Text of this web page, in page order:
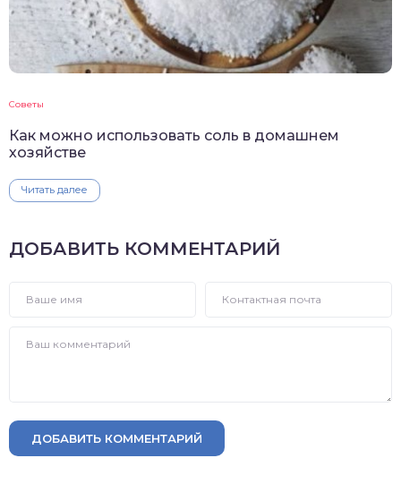
Советы
Как можно использовать соль в домашнем
хозяйстве
Читать далее
ДОБАВИТЬ КОММЕНТАРИЙ
ДОБАВИТЬ КОММЕНТАРИЙ